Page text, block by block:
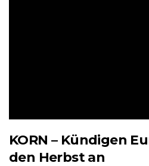
KORN – Kündigen
den Herbst an